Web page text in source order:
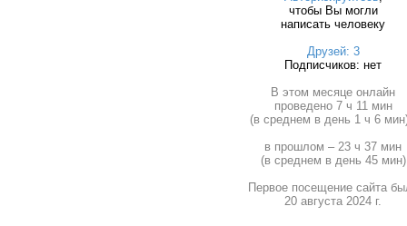
чтобы Вы могли
написать человеку
Друзей: 3
Подписчиков: нет
В этом месяце онлайн
проведено 7 ч 11 мин
(в среднем в день 1 ч 6
в прошлом – 23 ч 37 мин
(в среднем в день 45 мин)
Первое посещение сайта
20 августа 2024 г.